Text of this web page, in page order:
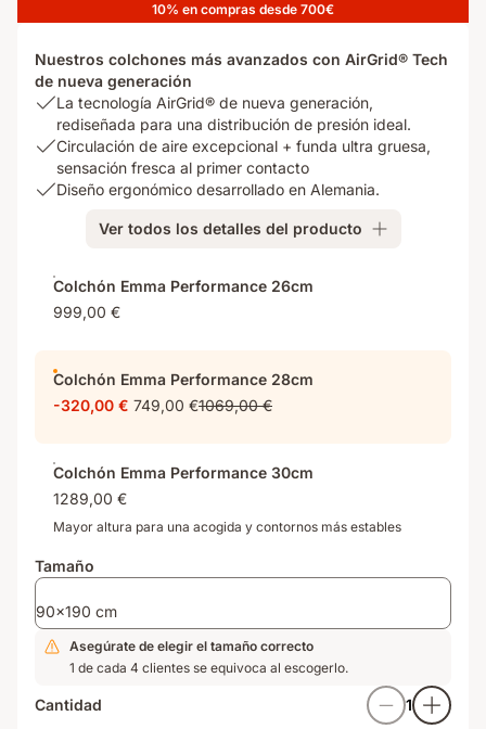
10% en compras desde 700€
Nuestros colchones más avanzados con AirGrid® Tech
de nueva generación
USP
La
tecnología
AirGrid®
rediseñada
para
una
presión
ideal.
La tecnología AirGrid® de nueva generación,
rediseñada para una distribución de presión ideal.
USP
Circulación
funda
ultra
fresca
Circulación de aire excepcional + funda ultra gruesa,
sensación fresca al primer contacto
USP
desarrollado
Alemania.
Diseño ergonómico desarrollado en Alemania.
Ver todos los detalles del producto
Colchón Emma Performance 26cm
999,00 €
Colchón Emma Performance 28cm
-320,00 € 749,00 €1069,00 €
Colchón Emma Performance 30cm
1289,00 €
Mayor altura para una acogida y contornos más estables
Tamaño
90x190 cm
Asegúrate de elegir el tamaño correcto
1 de cada 4 clientes se equivoca al escogerlo.
Cantidad 1